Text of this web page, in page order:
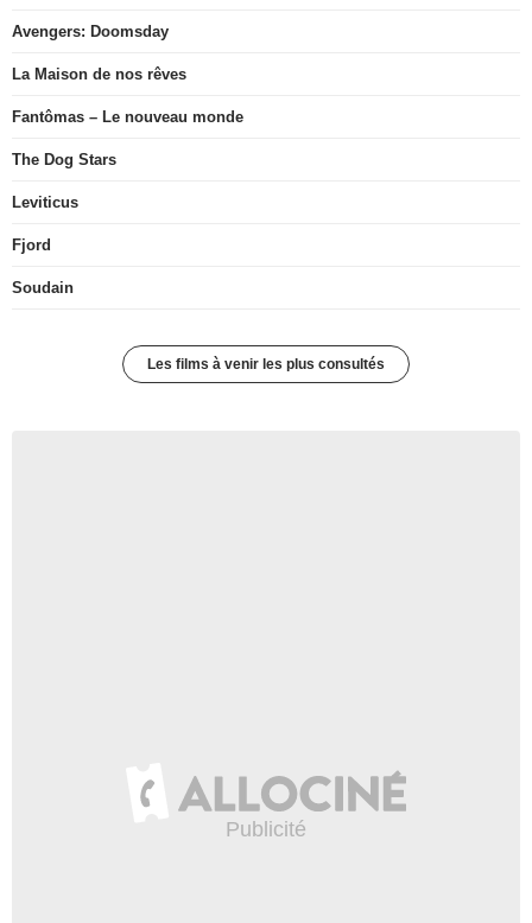
Avengers: Doomsday
La Maison de nos rêves
Fantômas – Le nouveau monde
The Dog Stars
Leviticus
Fjord
Soudain
Les films à venir les plus consultés